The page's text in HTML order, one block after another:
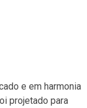
e em harmonia
projetado para